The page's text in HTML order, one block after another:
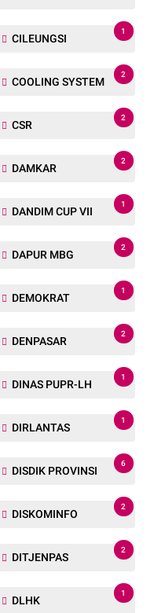
CILEUNGSI
1
COOLING SYSTEM
2
CSR
2
DAMKAR
2
DANDIM CUP VII
1
DAPUR MBG
2
DEMOKRAT
1
DENPASAR
2
DINAS PUPR-LH
1
DIRLANTAS
1
DISDIK PROVINSI
6
DISKOMINFO
2
DITJENPAS
2
DLHK
1